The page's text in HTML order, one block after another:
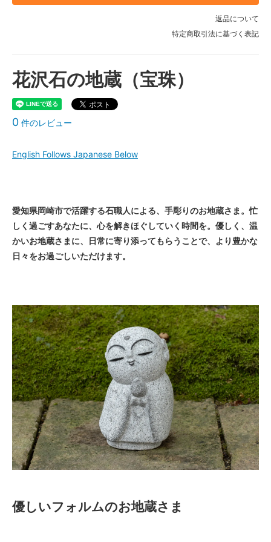
返品について
特定商取引法に基づく表記
花沢石の地蔵（宝珠）
0 件のレビュー
English Follows Japanese Below
愛知県岡崎市で活躍する石職人による、手彫りのお地蔵さま。忙
しく過ごすあなたに、心を解きほぐしていく時間を。優しく、温
かいお地蔵さまに、日常に寄り添ってもらうことで、より豊かな
日々をお過ごしいただけます。
優しいフォルムのお地蔵さま